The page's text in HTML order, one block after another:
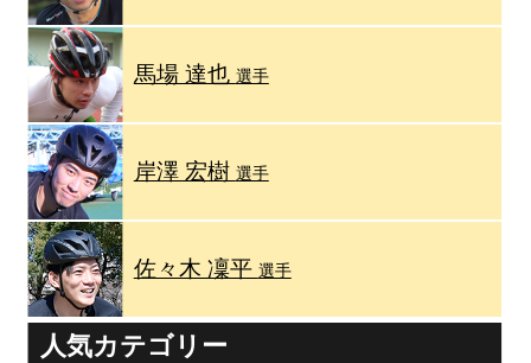
馬場 達也 選手
岸澤 宏樹 選手
佐々木 凜平 選手
人気カテゴリー